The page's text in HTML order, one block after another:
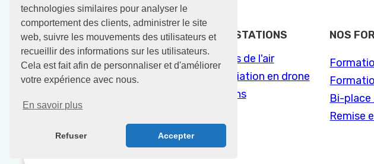
technologies similaires pour analyser le
comportement des clients, administrer le site
web, suivre les mouvements des utilisateurs et
recueillir des informations sur les utilisateurs.
Cela est fait afin de personnaliser et d'améliorer
votre expérience avec nous.
En savoir plus
Refuser Accepter
07.63.18.00.01
Lieu dit Guilly
18220 Brécy
NOS PRESTATIONS
Baptêmes de l'air
Vols d'initiation en drone
Formations
NOS
Bi-
Remise